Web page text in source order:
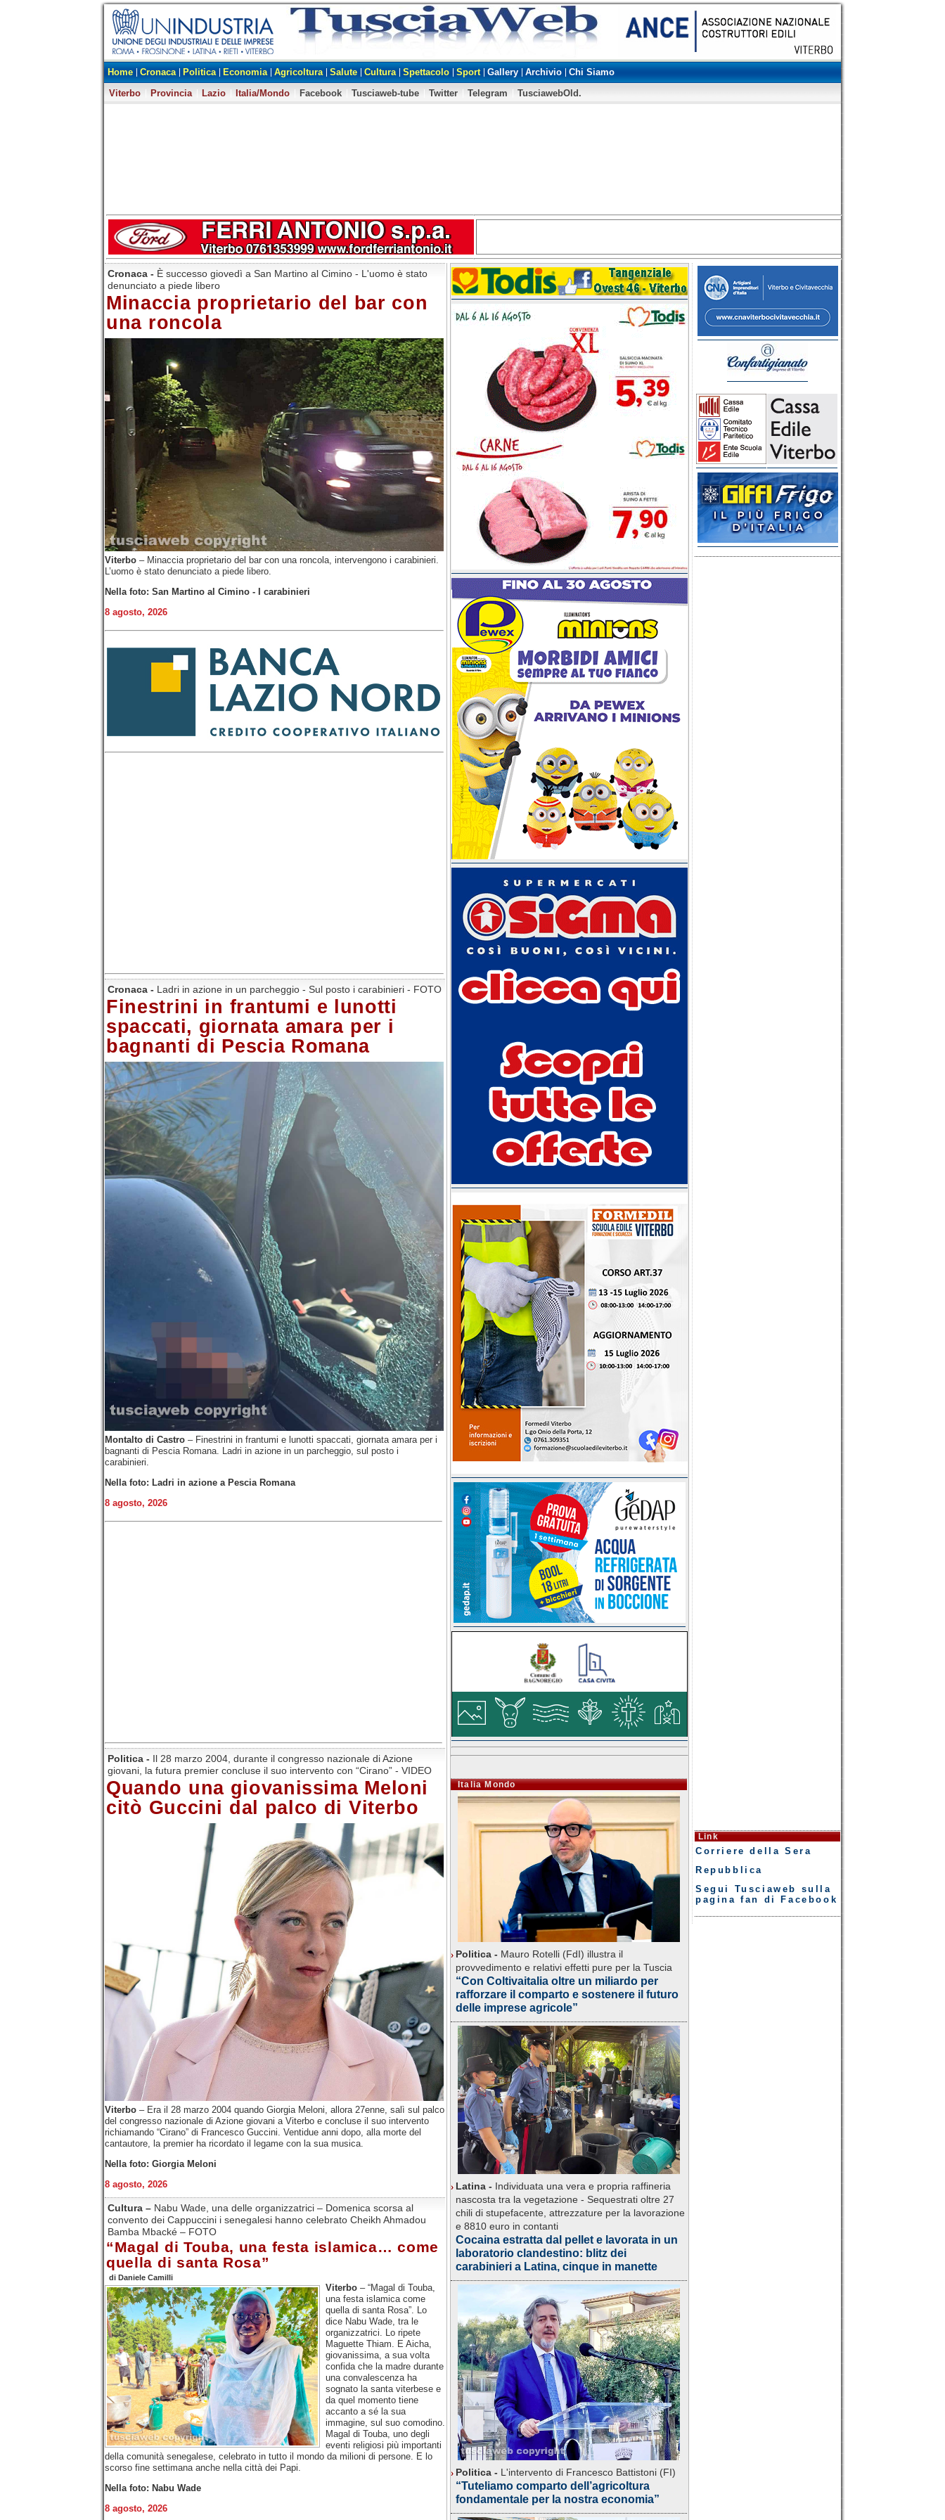
Home Cronaca Politica Economia Agricoltura Salute Cultura Spettacolo Sport Gallery Archivio
Chi Siamo
Viterbo
Provincia Lazio Italia/Mondo Facebook Tusciaweb-tube Twitter Telegram TusciawebOld.
Cronaca - È successo giovedì a San Martino al Cimino - L'uomo è stato
denunciato a piede libero
Minaccia proprietario del bar con
una roncola
Viterbo – Minaccia proprietario del bar con una roncola, intervengono i carabinieri.
L’uomo è stato denunciato a piede libero.
Nella foto: San Martino al Cimino - I carabinieri
8 agosto, 2026
Cronaca - Ladri in azione in un parcheggio - Sul posto i carabinieri - FOTO
Finestrini in frantumi e lunotti
spaccati, giornata amara per i
bagnanti di Pescia Romana
Montalto di Castro – Finestrini in frantumi e lunotti spaccati, giornata amara per i
bagnanti di Pescia Romana. Ladri in azione in un parcheggio, sul posto i
carabinieri.
Nella foto: Ladri in azione a Pescia Romana
8 agosto, 2026
Politica - Il 28 marzo 2004, durante il congresso nazionale di Azione
giovani, la futura premier concluse il suo intervento con “Cirano” - VIDEO
Quando una giovanissima Meloni
citò Guccini dal palco di Viterbo
Viterbo – Era il 28 marzo 2004 quando Giorgia Meloni, allora 27enne, salì sul palco
del congresso nazionale di Azione giovani a Viterbo e concluse il suo intervento
richiamando “Cirano” di Francesco Guccini. Ventidue anni dopo, alla morte del
cantautore, la premier ha ricordato il legame con la sua musica.
Nella foto: Giorgia Meloni
8 agosto, 2026
Cultura – Nabu Wade, una delle organizzatrici – Domenica scorsa al
convento dei Cappuccini i senegalesi hanno celebrato Cheikh Ahmadou
Bamba Mbacké – FOTO
“Magal di Touba, una festa islamica… come
quella di santa Rosa”
di Daniele Camilli
Viterbo– “Magal di Touba,
una festa islamica come
quella di santa Rosa”. Lo
dice Nabu Wade, tra le
organizzatrici. Lo ripete
Maguette Thiam. E Aicha,
giovanissima, a sua volta
confida che la madre durante
una convalescenza ha
sognato la santa viterbese e
da quel momento tiene
accanto a sé la sua
immagine, sul suo comodino.
Magal di Touba, uno degli
eventi religiosi più importanti
della comunità senegalese, celebrato in tutto il mondo da milioni di persone. E lo
scorso fine settimana anche nella città dei Papi.
Nella foto: Nabu Wade
8 agosto, 2026
Italia Mondo
Politica - Mauro Rotelli (FdI) illustra il
provvedimento e relativi effetti pure per la Tuscia
“Con Coltivaitalia oltre un miliardo per
rafforzare il comparto e sostenere il futuro
delle imprese agricole”
Latina - Individuata una vera e propria raffineria
nascosta tra la vegetazione - Sequestrati oltre 27
chili di stupefacente, attrezzature per la lavorazione
e 8810 euro in contanti
Cocaina estratta dal pellet e lavorata in un
laboratorio clandestino: blitz dei
carabinieri a Latina, cinque in manette
Politica - L'intervento di Francesco Battistoni (FI)
“Tuteliamo comparto dell’agricoltura
fondamentale per la nostra economia”
Link
Corriere della Sera
Repubblica
Segui Tusciaweb sulla
pagina fan di Facebook